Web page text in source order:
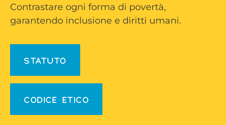
Contrastare ogni forma di povertà,
garantendo inclusione e diritti umani.
STATUTO
CODICE ETICO